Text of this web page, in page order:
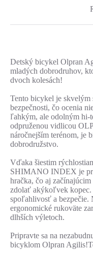
Detský bicykel Olpran
mladých dobrodruhov,
dvoch kolesách!
Tento bicykel je
bezpečnosti, čo ocenia
ľahkým, ale odolným hi-
odpruženou vidlicou
náročnejším terénom, je
dobrodružstvo.
Vďaka šiestim
SHIMANO INDEX je
hračka, čo aj
zdolať akýkoľvek
spoľahlivosť a bezpečie.
ergonomické rukoväte
dlhších výletoch.
Pripravte sa na
bicyklom Olpran